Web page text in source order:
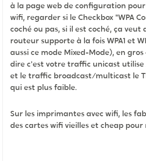
à la page web de configuration
wifi, regarder si le Checkbox "WPA
coché ou pas, si il est coché, ça veut
routeur supporte à la fois WPA1 et
aussi ce mode Mixed-Mode), en
dire c'est votre traffic unicast utilise
et le traffic broadcast/multicast le
qui est plus faible.
Sur les imprimantes avec wifi, les
des cartes wifi vieilles et cheap pour